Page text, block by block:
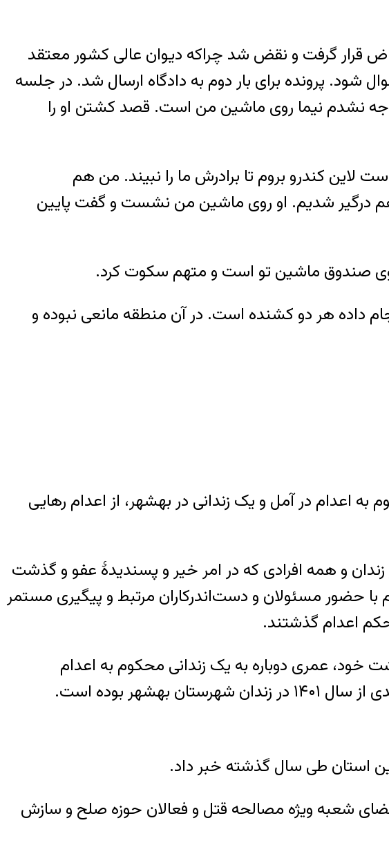
قرار گرفت و نقض شد چراکه دیوان عالی کشور معتقد
شود. پرونده برای بار دوم به دادگاه ارسال شد. در جلسه
نشدم نیما روی ماشین من است. قصد کشتن او را
لاین کندرو بروم تا برادرش ما را نبیند. من هم
هم درگیر شدیم. او روی ماشین من نشست و گفت پایین
داده هر دو کشنده است. در آن منطقه مانعی نبوده و
اعدام در آمل و یک زندانی در بهشهر، از اعدام رهایی
و همه افرادی که در امر خیر و پسندیدهٔ عفو و گذشت
با حضور مسئولان و دست‌اندرکاران مرتبط و پیگیری مستمر
اعدام گذشتند.
خود، عمری دوباره به یک زندانی محکوم به اعدام
اعدام در استان با تلاش اعضای شعبه ویژه مصالحه قتل و فعالان حوزه صلح و سازش